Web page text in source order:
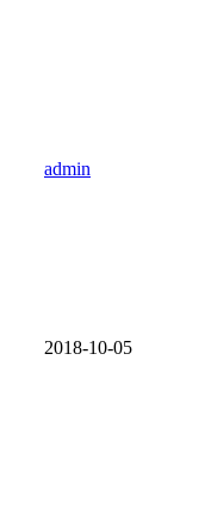
admin
2018-10-05